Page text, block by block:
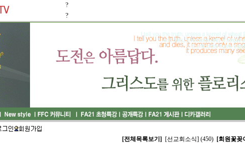
?
?
[전체목록보기] [선교회소식] (450) [회원꽃꽂